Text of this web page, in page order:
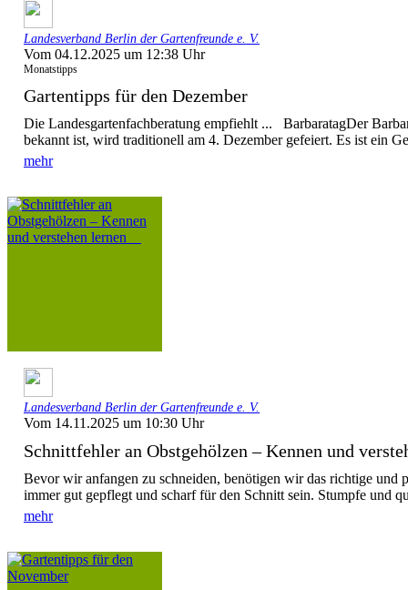
Landesverband Berlin der Gartenfreunde e. V.
Vom 04.12.2025 um 12:38 Uhr
Monatstipps
Gartentipps für den Dezember
Die Landesgartenfachberatung empfiehlt ... BarbaratagDer
bekannt ist, wird traditionell am 4. Dezember gefeiert. Es ist ein
mehr
Landesverband Berlin der Gartenfreunde e. V.
Vom 14.11.2025 um 10:30 Uhr
Schnittfehler an Obstgehölzen – Kennen und
Bevor wir anfangen zu schneiden, benötigen wir das richtige und
immer gut gepflegt und scharf für den Schnitt sein. Stumpfe und
mehr